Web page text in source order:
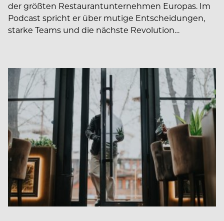
der größten Restaurantunternehmen Europas. Im
Podcast spricht er über mutige Entscheidungen,
starke Teams und die nächste Revolution…